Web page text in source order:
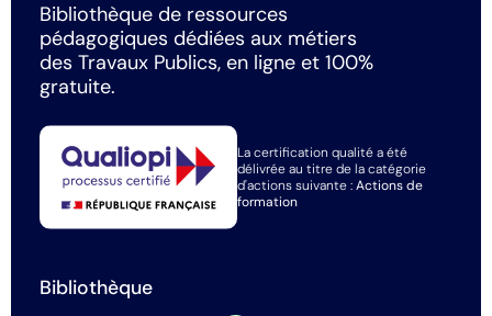
Bibliothèque de ressources
pédagogiques dédiées aux métiers
des Travaux Publics, en ligne et 100%
gratuite.
La certification qualité a été
délivrée au titre de la catégorie
d'actions suivante :Actions de
formation
Bibliothèque